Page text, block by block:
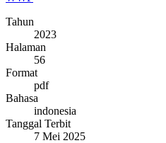
Tahun
2023
Halaman
56
Format
pdf
Bahasa
indonesia
Tanggal Terbit
7 Mei 2025